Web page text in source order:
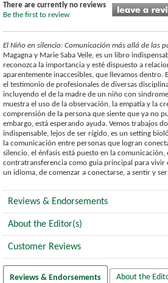
There are currently no reviews
Be the first to review
El Niño en silencio: Comunicación más allá de las
Magagna y Marie Saba Veile, es un libro
reconozca la importancia y esté dispuesto a
aparentemente inaccesibles, que llevamos dentro.
el testimonio de profesionales de diversas
incluyendo el de la madre de un niño con
muestra el uso de la observación, la empatía y la
comprensión de la persona que siente que ya no
embargo, está esperando ayuda. Vemos trabajos
indispensable, lejos de ser rígido, es un setting
la comunicación entre personas que logran
silencio, el énfasis está puesto en la comunicación,
contratransferencia como guia principal para vivir
un idioma, de comenzar a conectarse, a sentir y
Reviews & Endorsements
About the Editor(s)
Customer Reviews
Reviews & Endorsements About the